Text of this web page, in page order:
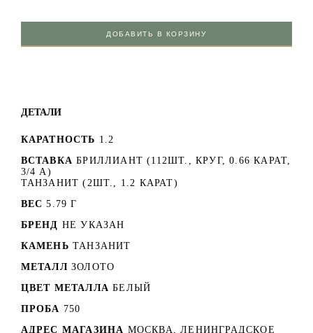
ДОБАВИТЬ В КОРЗИНУ
ДЕТАЛИ
КАРАТНОСТЬ 1.2
ВСТАВКА БРИЛЛИАНТ (112ШТ., КРУГ, 0.66 КАРАТ,
3/4 А)
ТАНЗАНИТ (2ШТ., 1.2 КАРАТ)
ВЕС 5.79 Г
БРЕНД НЕ УКАЗАН
КАМЕНЬ ТАНЗАНИТ
МЕТАЛЛ ЗОЛОТО
ЦВЕТ МЕТАЛЛА БЕЛЫЙ
ПРОБА 750
АДРЕС МАГАЗИНА МОСКВА, ЛЕНИНГРАДСКОЕ